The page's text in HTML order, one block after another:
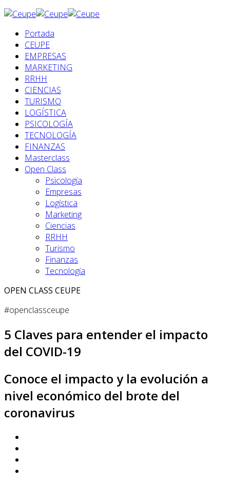
Portada
CEUPE
EMPRESAS
MARKETING
RRHH
CIENCIAS
TURISMO
LOGÍSTICA
PSICOLOGÍA
TECNOLOGÍA
FINANZAS
Masterclass
Open Class
Psicología
Empresas
Logística
Marketing
Ciencias
RRHH
Turismo
Finanzas
Tecnología
OPEN CLASS CEUPE
#openclassceupe
5 Claves para entender el impacto
del COVID-19
Conoce el impacto y la evolución a
nivel económico del brote del
coronavirus